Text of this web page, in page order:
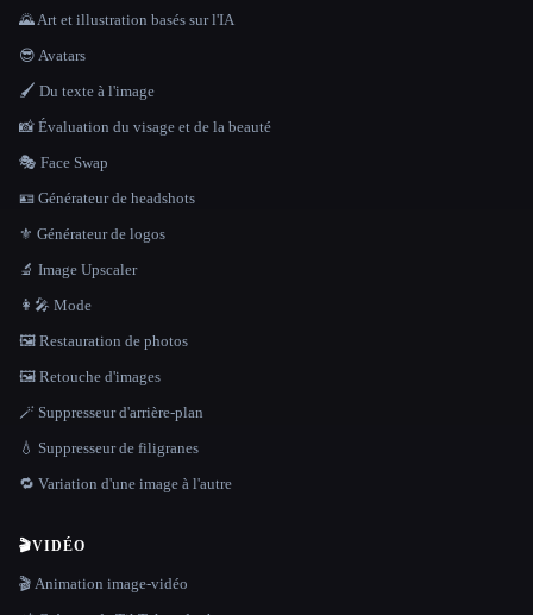
🌄 Art et illustration basés sur l'IA
😎 Avatars
🖌️ Du texte à l'image
📸 Évaluation du visage et de la beauté
🎭 Face Swap
🪪 Générateur de headshots
⚜️ Générateur de logos
🔬 Image Upscaler
👩‍🎤 Mode
🖼️ Restauration de photos
🖼️ Retouche d'images
🪄 Suppresseur d'arrière-plan
💧 Suppresseur de filigranes
🔁 Variation d'une image à l'autre
🎬VIDÉO
🎬 Animation image-vidéo